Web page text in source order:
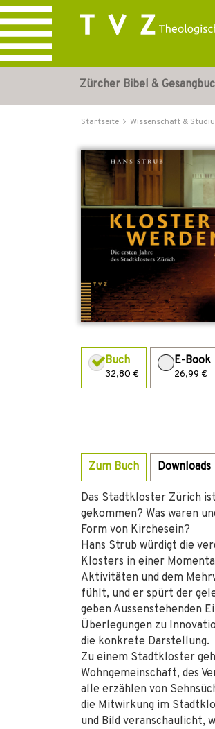
Zürcher Bibel &
Startseite Wissenschaft &
Buch
32,80 €
E-Book
26,99 €
Zum Buch Downloads
Das Stadtkloster Zürich
gekommen? Was waren
Form von Kirchesein?
Hans Strub würdigt die
Klosters in einer
Aktivitäten und dem
fühlt, und er spürt der
geben Aussenstehenden
Überlegungen zu
die konkrete Darstellung.
Zu einem Stadtkloster
Wohngemeinschaft, des
alle erzählen von
die Mitwirkung im
und Bild veranschaulicht,